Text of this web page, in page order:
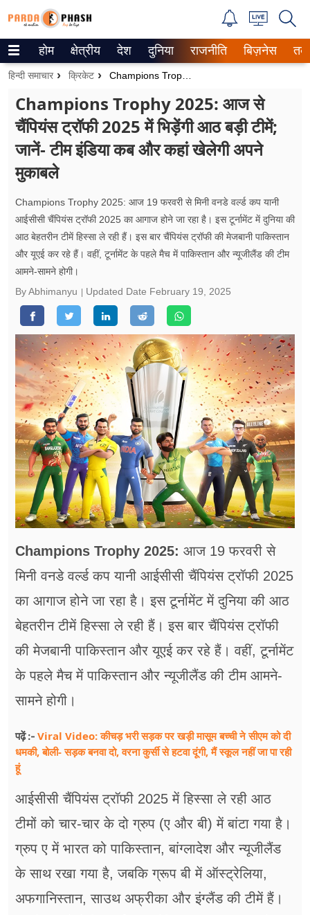
Trending on Google News
वेब स्टोरीज
उत्तर प्रदेश
वीडियो
रिलेशनशिप
फूड
सेहत
ब्‍यूटी
जॉब्स
शिक्षा
अन्य खबरें
होम क्षेत्रीय देश दुनिया राजनीति बिज़नेस
हिन्दी समाचार क्रिकेट
Champions Trophy 2025: आज से
चैंपियंस ट्रॉफी 2025 में भिड़ेंगी आठ बड़ी टीमें;
जानें- टीम इंडिया कब और कहां खेलेगी अपने
मुकाबले
Champions Trophy 2025: आज 19 फरवरी से मिनी वनडे वर्ल्ड कप यानी
आईसीसी चैंपियंस ट्रॉफी 2025 का आगाज होने जा रहा है। इस टूर्नामेंट में दुनिया की
आठ बेहतरीन टीमें हिस्सा ले रही हैं। इस बार चैंपियंस ट्रॉफी की मेजबानी पाकिस्तान
और यूएई कर रहे हैं। वहीं, टूर्नामेंट के पहले मैच में पाकिस्तान और न्यूजीलैंड की टीम
आमने-सामने होगी।
By Abhimanyu
Updated Date February 19, 2025
Champions Trophy 2025: आज 19 फरवरी से
मिनी वनडे वर्ल्ड कप यानी आईसीसी चैंपियंस ट्रॉफी 2025
का आगाज होने जा रहा है। इस टूर्नामेंट में दुनिया की आठ
बेहतरीन टीमें हिस्सा ले रही हैं। इस बार चैंपियंस ट्रॉफी
की मेजबानी पाकिस्तान और यूएई कर रहे हैं। वहीं, टूर्नामेंट
के पहले मैच में पाकिस्तान और न्यूजीलैंड की टीम आमने-
सामने होगी।
पढ़ें :- Viral Video: कीचड़ भरी सड़क पर खड़ी मासूम बच्ची ने सीएम को दी
धमकी, बोली- सड़क बनवा दो, वरना कुर्सी से हटवा दूंगी, मैं स्कूल नहीं जा पा रही
हूं
आईसीसी चैंपियंस ट्रॉफी 2025 में हिस्सा ले रही आठ
टीमों को चार-चार के दो ग्रुप (ए और बी) में बांटा गया है।
ग्रुप ए में भारत को पाकिस्तान, बांग्लादेश और न्यूजीलैंड
के साथ रखा गया है, जबकि ग्रूप बी में ऑस्ट्रेलिया,
अफगानिस्तान, साउथ अफ्रीका और इंग्लैंड की टीमें हैं।